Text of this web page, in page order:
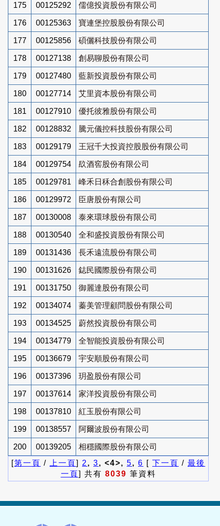
175 00125292 儒億投資股份有限公司
176 00125363 寶連堡控股股份有限公司
177 00125856 碩儷科技股份有限公司
178 00127138 創易聊股份有限公司
179 00127480 藍新投資股份有限公司
180 00127714 艾里資本股份有限公司
181 00127910 優托彼雅股份有限公司
182 00128832 騰元儀控科技股份有限公司
183 00129179 王冠千大投資控股股份有限公司
184 00129754 镹酒窖股份有限公司
185 00129781 峰禾日秝合創股份有限公司
186 00129972 臣唐股份有限公司
187 00130008 泰來環球股份有限公司
188 00130540 全和盛投資股份有限公司
189 00131436 長禾遠流股份有限公司
190 00131626 鋕民國際股份有限公司
191 00131750 御麗達股份有限公司
192 00134074 蓁美管理顧問股份有限公司
193 00134525 蔚然投資股份有限公司
194 00134779 全智能投資股份有限公司
195 00136679 宇安順股份有限公司
196 00137396 玥盈股份有限公司
197 00137614 家洋投資股份有限公司
198 00137810 紅玉股份有限公司
199 00138557 阿爾波股份有限公司
200 00139205
相穩國際股份有限公司
[第一頁 / 上一頁] 2 , 3, <4>, 5, 6 [ 下一頁 / 最後
一頁] 共有 8039 筆資料